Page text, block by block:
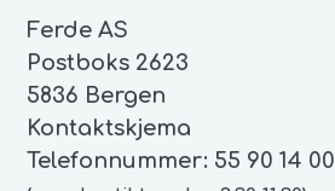
Ferde AS
Postboks 2623
5836 Bergen
Kontaktskjema
Telefonnummer: 55 90 14 00